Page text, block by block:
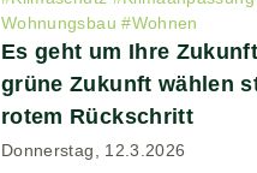
Wohnungsbau #Wohnen
Es geht um Ihre
grüne Zukunft wählen
rotem Rückschritt
Donnerstag, 12.3.2026